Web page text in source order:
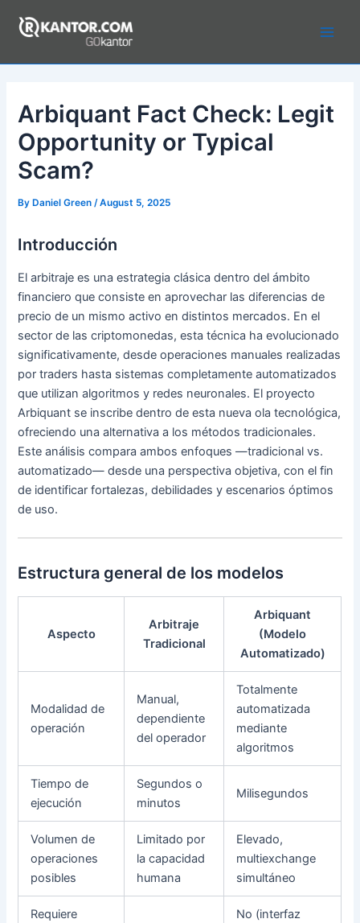
Arbiquant Fact Check: Legit
Opportunity or Typical
Scam?
ByDaniel Green /August 5, 2025
Introducción
El arbitraje es una estrategia clásica dentro del ámbito
financiero que consiste en aprovechar las diferencias de
precio de un mismo activo en distintos mercados. En el
sector de las criptomonedas, esta técnica ha evolucionado
significativamente, desde operaciones manuales realizadas
por traders hasta sistemas completamente automatizados
que utilizan algoritmos y redes neuronales. El proyecto
Arbiquant se inscribe dentro de esta nueva ola tecnológica,
ofreciendo una alternativa a los métodos tradicionales.
Este análisis compara ambos enfoques —tradicional vs.
automatizado— desde una perspectiva objetiva, con el fin
de identificar fortalezas, debilidades y escenarios óptimos
de uso.
Estructura general de los modelos
Aspecto
Arbitraje
Tradicional
Arbiquant
(Modelo
Automatizado)
Modalidad de
operación
Manual,
dependiente
del operador
Totalmente
automatizada
mediante
algoritmos
Tiempo de
ejecución
Segundos o
minutos
Milisegundos
Volumen de
operaciones
posibles
Limitado por
la capacidad
humana
Elevado,
multiexchange
simultáneo
Requiere
No (interfaz